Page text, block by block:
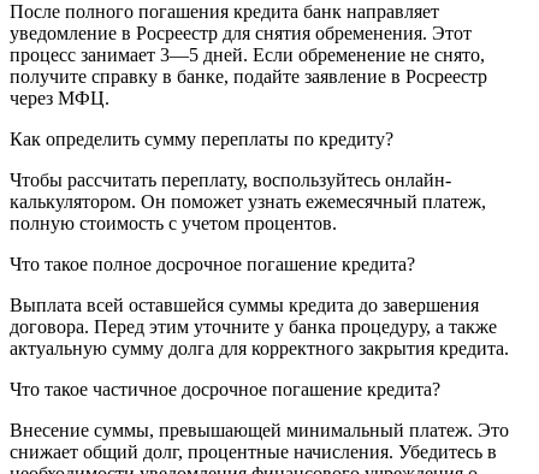
После полного погашения кредита банк направляет
уведомление в Росреестр для снятия обременения. Этот
процесс занимает 3—5 дней. Если обременение не снято,
получите справку в банке, подайте заявление в Росреестр
через МФЦ.
Как определить сумму переплаты по кредиту?
Чтобы рассчитать переплату, воспользуйтесь онлайн-
калькулятором. Он поможет узнать ежемесячный платеж,
полную стоимость с учетом процентов.
Что такое полное досрочное погашение кредита?
Выплата всей оставшейся суммы кредита до завершения
договора. Перед этим уточните у банка процедуру, а также
актуальную сумму долга для корректного закрытия кредита.
Что такое частичное досрочное погашение кредита?
Внесение суммы, превышающей минимальный платеж. Это
снижает общий долг, процентные начисления. Убедитесь в